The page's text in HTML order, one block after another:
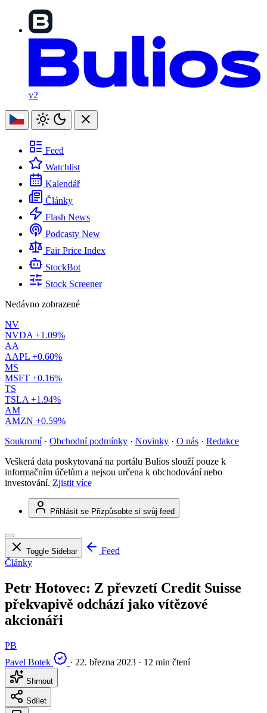
v2
Feed
Watchlist
Kalendář
Články
Flash News
Podcasty New
Fair Price Index
StockBot
Stock Screener
Nedávno zobrazené
NV
NVDA +1.09%
AA
AAPL +0.60%
MS
MSFT +0.16%
TS
TSLA +1.94%
AM
AMZN +0.59%
Soukromí · Obchodní podmínky · Novinky · O nás · Redakce
Veškerá data poskytovaná na portálu Bulios slouží pouze k
informačním účelům a nejsou určena k obchodování nebo
investování. Zjistit více
Přihlásit se Přizpůsobte si svůj feed
Toggle Sidebar
Feed
Články
Petr Hotovec: Z převzetí Credit Suisse
překvapivě odchází jako vítězové
akcionáři
PB
Pavel Botek
· 22. března 2023 · 12 min čtení
Shrnout
Sdílet